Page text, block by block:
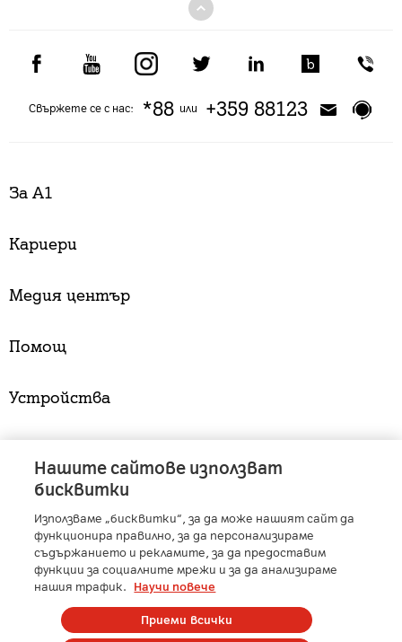
Свържете се с нас: *88или +359 88123
За А1
Кариери
Медия център
Помощ
Устройства
A1 Austria - A1 Croatia - A1 Serbia - A1 Belarus
A1 Bulgaria
- A1 Macedonia - A1 Slovenia
A1 Digital
- Member of A1 Group
Copyright © 2025 А1 България. | Protected by reCAPTCHA
Нашите сайтове използват
бисквитки
Използваме „бисквитки“, за да може нашият сайт да
функционира правилно, за да персонализираме
съдържанието и рекламите, за да предоставим
функции за социалните мрежи и за да анализираме
нашия трафик.
Научи повече
Приеми всички